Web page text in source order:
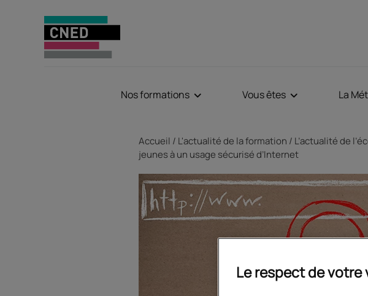
Nos formations Vous êtes La
Accueil L'actualité de la formation L’actualité de
jeunes à un usage sécurisé d’Internet
Le respect de